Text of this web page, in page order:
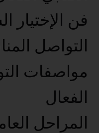
فن الإختيار
التواصل
مواصفات
الفعال
المراحل